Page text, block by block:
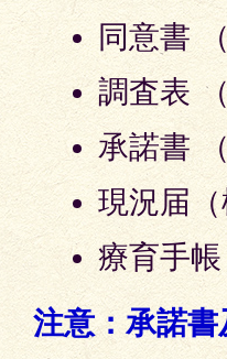
同意書
調査表
承諾書
現況届（
療育手帳
注意：承諾